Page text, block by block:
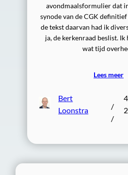
avondmaalsformulier dat
synode van de CGK
de tekst daarvan had ik
ja, de kerkenraad beslist. Ik
wat tijd
Lees meer
Bert
Loonstra
/
/